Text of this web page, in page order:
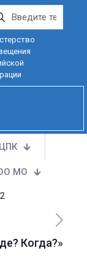
МО
Когда?»